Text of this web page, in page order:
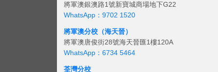
將軍澳銀澳路1號新寶城商場地下G22
WhatsApp：9702 1520
將軍澳分校（海天晉）
將軍澳唐俊街28號海天晉匯1樓120A
WhatsApp：6734 5464
荃灣分校